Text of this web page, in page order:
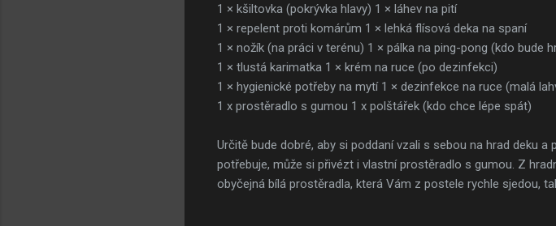
1 × kšiltovka (pokrývka hlavy) 1 × láhev na pití
1 × repelent proti komárům 1 × lehká flísová deka na spaní
1 × nožík (na práci v terénu) 1 × pálka na ping-pong (kdo bude
1 × tlustá karimatka 1 × krém na ruce (po dezinfekci)
1 × hygienické potřeby na mytí 1 × dezinfekce na ruce (malá
1 x prostěradlo s gumou 1 x polštářek (kdo chce lépe spát)
Určitě bude dobré, aby si poddaní vzali s sebou na hrad deku
potřebuje, může si přivézt i vlastní prostěradlo s gumou. Z
obyčejná bílá prostěradla, která Vám z postele rychle sjedou,